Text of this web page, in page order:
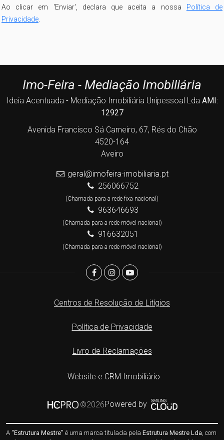
Ao clicar em 'Enviar', declara que aceita a nossa Política de
Privacidade.
Imo-Feira - Mediação Imobiliária
Ideia Acentuada - Mediação Imobiliária Unipessoal Lda AMI:
12927
Avenida Francisco Sá Carneiro, 67, Rés do Chão
4520-164
Aveiro
geral@imofeira-imobiliaria.pt
256066752
(Chamada para a rede fixa nacional)
963646693
(Chamada para a rede móvel nacional)
916632051
(Chamada para a rede móvel nacional)
Centros de Resolução de Litígios
Política de Privacidade
Livro de Reclamações
Website e CRM Imobiliário
©2026Powered by
A “Estrutura Mestre” é uma marca titulada pela Estrutura Mestre Lda, com